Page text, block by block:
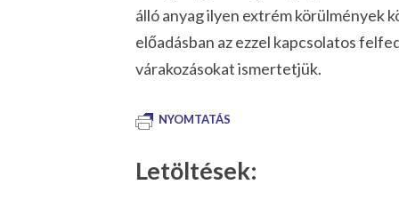
álló anyag ilyen extrém körülmények
előadásban az ezzel kapcsolatos
várakozásokat ismertetjük.
NYOMTATÁS
Letöltések: